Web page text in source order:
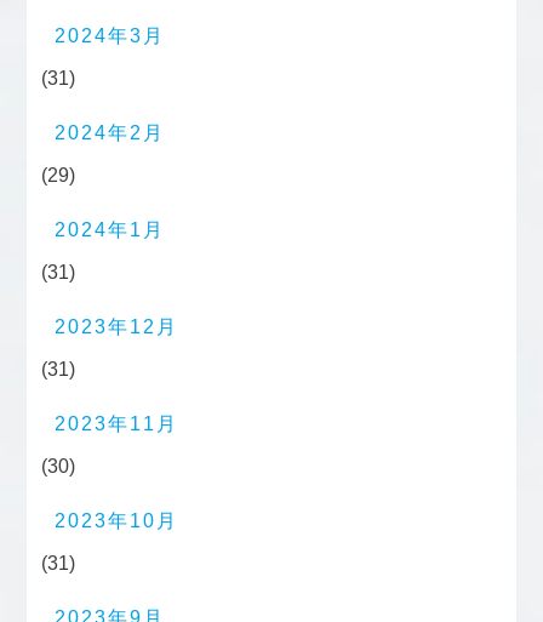
2024年3月
(31)
2024年2月
(29)
2024年1月
(31)
2023年12月
(31)
2023年11月
(30)
2023年10月
(31)
2023年9月